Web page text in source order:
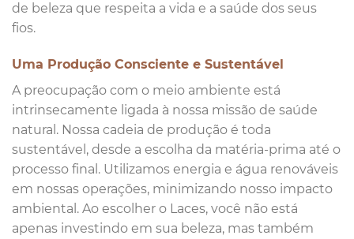
de beleza que respeita a vida e a saúde dos seus
fios.
Uma Produção Consciente e Sustentável
A preocupação com o meio ambiente está
intrinsecamente ligada à nossa missão de saúde
natural. Nossa cadeia de produção é toda
sustentável, desde a escolha da matéria-prima até o
processo final. Utilizamos energia e água renováveis
em nossas operações, minimizando nosso impacto
ambiental. Ao escolher o Laces, você não está
apenas investindo em sua beleza, mas também